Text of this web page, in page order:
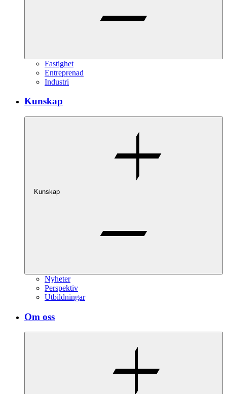
Fastighet
Entreprenad
Industri
Kunskap
Kunskap
Nyheter
Perspektiv
Utbildningar
Om oss